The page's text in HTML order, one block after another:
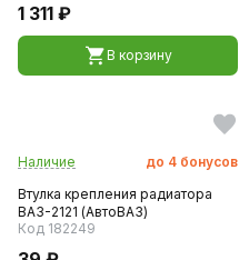
1 311 ₽
В корзину
Наличие до 4 бонусов
Втулка крепления радиатора
ВАЗ-2121 (АвтоВАЗ)
Код 182249